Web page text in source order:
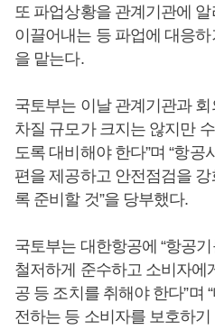
또 파업상황을 관계기관에
이끌어내는 등 파업에 대응
을 맡는다.
국토부는 이날 관계기관과
차질 규모가 크지는 않지만
도록 대비해야 한다”며 “항
편을 제공하고 안전점검을
록 준비할 것”을 당부했다.
국토부는 대한항공에 “항공
철저하게 준수하고 소비자에
공 등 조치를 취해야 한다”며
전하는 등 소비자를 보호하